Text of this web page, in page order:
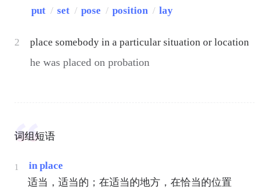
put / set / pose / position / lay
2 place somebody in a particular situation or location
he was placed on probation
词组短语
1
in place
适当，适当的；在适当的地方，在恰当的位置